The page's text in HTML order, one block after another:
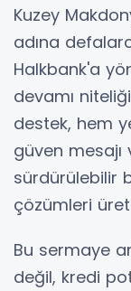
Kuzey
adına
Halkbank'a
devamı
destek, hem
güven mesajı
sürdürülebilir
çözümleri
Bu sermaye
değil, kredi